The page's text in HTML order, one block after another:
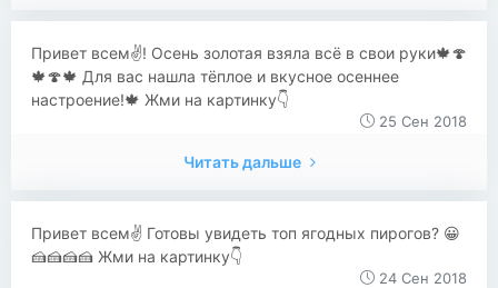
Привет всем✌! Осень золотая взяла всё в свои руки🍁🍄
🍁🍄🍁 Для вас нашла тёплое и вкусное осеннее
настроение!🍁 Жми на картинку👇
25 Сен 2018
Читать дальше
Привет всем✌ Готовы увидеть топ ягодных пирогов? 😀
🍰🍰🍰🍰 Жми на картинку👇
24 Сен 2018